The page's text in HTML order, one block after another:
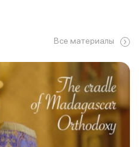
Все материалы